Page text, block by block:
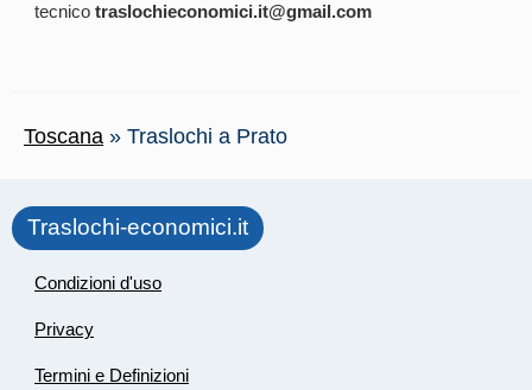
tecnico traslochieconomici.it@gmail.com
Toscana » Traslochi a Prato
Traslochi-economici.it
Condizioni d'uso
Privacy
Termini e Definizioni